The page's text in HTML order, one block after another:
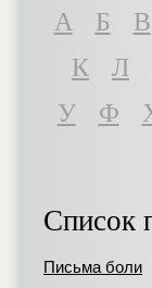
A Б В
К
Л
У
Ф
Список
Письма боли